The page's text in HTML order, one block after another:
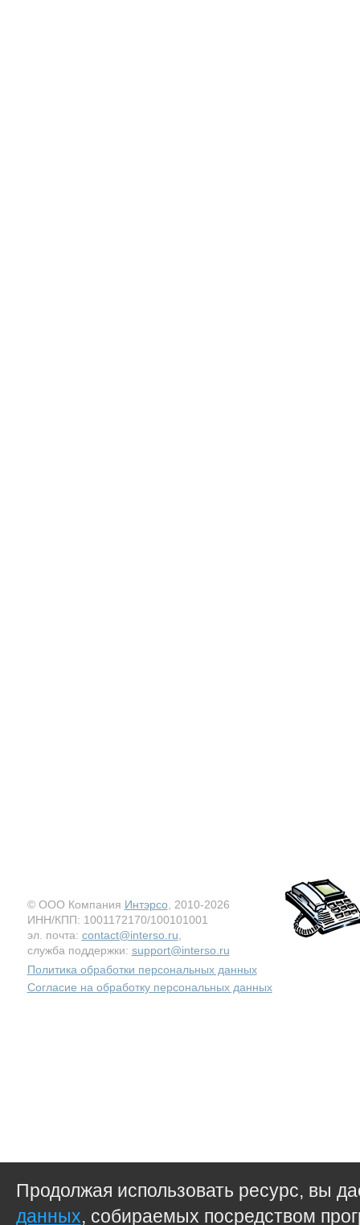
© ООО Компания Интэрсо , 2010-2026
ИНН/КПП: 1001172170/100101001
эл. почта: contact@interso.ru
служба поддержки: support@interso.ru
Политика обработки персональных данных
Согласие на обработку персональных данных
Продолжая использовать ресурс, вы
данных, собираемых посредством